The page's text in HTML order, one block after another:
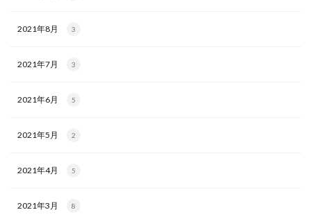
2021年8月 3
2021年7月 3
2021年6月 5
2021年5月 2
2021年4月 5
2021年3月 8